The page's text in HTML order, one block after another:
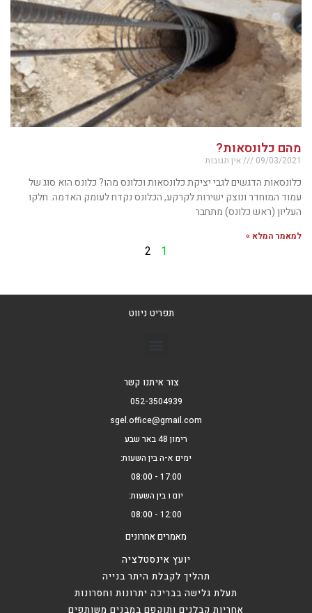
מהם כלונסאות?
09/03/2021 אין תגובות
כלונסאות הדגשים לגבי יציקת כלונסאות וכלונס מהו? כלונס הוא סוג של
עמוד המוחדר ונוצק ישירות לקרקע, הכלונס נקדח לעומק האדמה. חלקו
העליון (ראש כלונס) מתחבר
למאמר המלא »
תפריט ניווט
צור איתנו קשר
052-3504939
sgel.office@gmail.com
רימון 48 באר שבע
ימים א-ה בין השעות:
17:00 - 08:00
יום ו בין השעות:
12:00 - 08:00
מאמרים אחרונים
יועץ אינסטלציה
תהליך לקבלת היתר בנייה
תעלת גלישה בבריכה יתרונות וחסרונות
אחריות קבלנים ותוקפם במבנים משותפים